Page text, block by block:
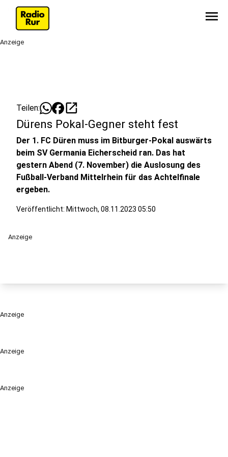
menu
Anzeige
Anzeige
Anzeige
Teilen: open_in_new
Dürens Pokal-Gegner steht fest
Der 1. FC Düren muss im Bitburger-Pokal auswärts
beim SV Germania Eicherscheid ran. Das hat
gestern Abend (7. November) die Auslosung des
Fußball-Verband Mittelrhein für das Achtelfinale
ergeben.
Veröffentlicht: Mittwoch, 08.11.2023 05:50
Anzeige
Anzeige